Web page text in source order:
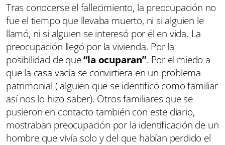
Tras conocerse el fallecimiento, la preocupación no
fue el tiempo que llevaba muerto, ni si alguien le
llamó, ni si alguien se interesó por él en vida. La
preocupación llegó por la vivienda. Por la
posibilidad de que“la ocuparan”. Por el miedo a
que la casa vacía se convirtiera en un problema
patrimonial ( alguien que se identificó como familiar
así nos lo hizo saber). Otros familiares que se
pusieron en contacto también con este diario,
mostraban preocupación por la identificación de un
hombre que vivía solo y del que habían perdido el